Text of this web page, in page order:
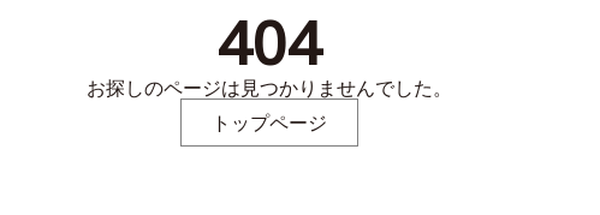
404
お探しのページは見つかりませんでした。
トップページ